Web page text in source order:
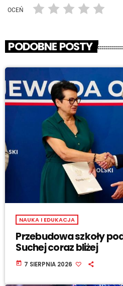
OCEŃ
PODOBNE POSTY
NAUKA I EDUKACJA
Przebudowa szkoły
Suchej coraz bliżej
today 7 SIERPNIA 2026